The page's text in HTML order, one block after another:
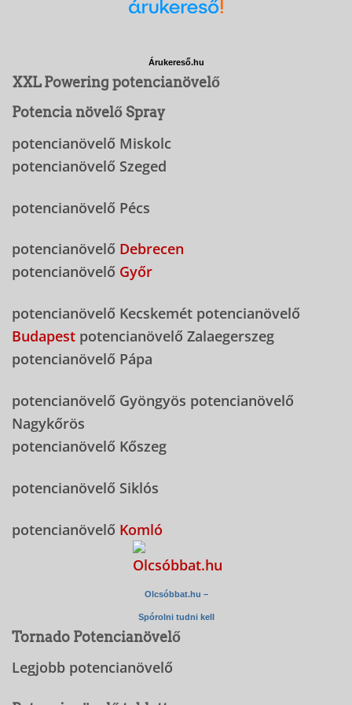
Árukereső.hu
XXL Powering potencianövelő
Potencia növelő Spray
potencianövelő Miskolc
potencianövelő Szeged
potencianövelő Pécs
potencianövelő Debrecen
potencianövelő Győr
potencianövelő Kecskemét potencianövelő
Budapest potencianövelő Zalaegerszeg
potencianövelő Pápa
potencianövelő Gyöngyös potencianövelő
Nagykőrös
potencianövelő Kőszeg
potencianövelő Siklós
potencianövelő Komló
Olcsóbbat.hu –
Spórolni tudni kell
Tornado Potencianövelő
Legjobb potencianövelő